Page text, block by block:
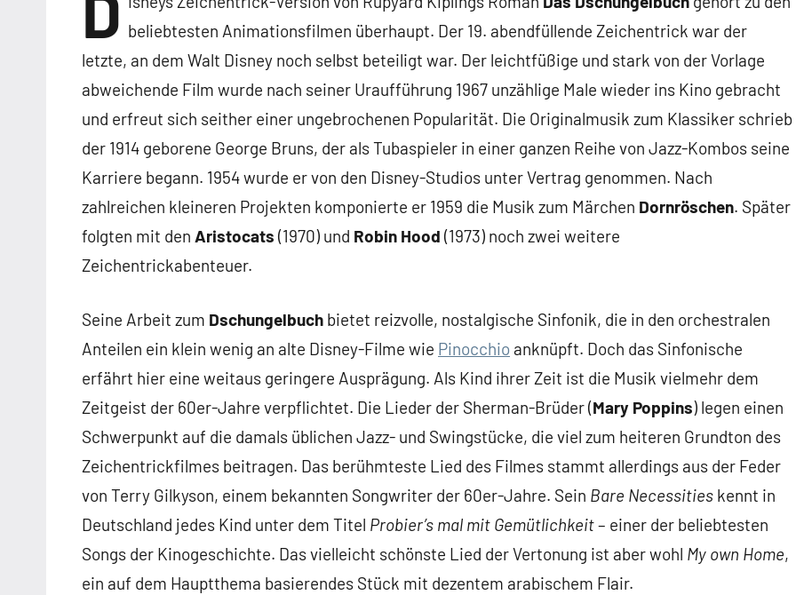
beliebtesten Animationsfilmen überhaupt. Der 19. abendfüllende Zeichentrick war der
letzte, an dem Walt Disney noch selbst beteiligt war. Der leichtfüßige und stark von der Vorlage
abweichende Film wurde nach seiner Uraufführung 1967 unzählige Male wieder ins Kino gebracht
und erfreut sich seither einer ungebrochenen Popularität. Die Originalmusik zum Klassiker schrieb
der 1914 geborene George Bruns, der als Tubaspieler in einer ganzen Reihe von Jazz-Kombos seine
Karriere begann. 1954 wurde er von den Disney-Studios unter Vertrag genommen. Nach
zahlreichen kleineren Projekten komponierte er 1959 die Musik zum Märchen Dornröschen. Später
folgten mit den Aristocats (1970) und Robin Hood (1973) noch zwei weitere
Zeichentrickabenteuer.
Seine Arbeit zum Dschungelbuch bietet reizvolle, nostalgische Sinfonik, die in den orchestralen
Anteilen ein klein wenig an alte Disney-Filme wie Pinocchio anknüpft. Doch das Sinfonische
erfährt hier eine weitaus geringere Ausprägung. Als Kind ihrer Zeit ist die Musik vielmehr dem
Zeitgeist der 60er-Jahre verpflichtet. Die Lieder der Sherman-Brüder (Mary Poppins) legen einen
Schwerpunkt auf die damals üblichen Jazz- und Swingstücke, die viel zum heiteren Grundton des
Zeichentrickfilmes beitragen. Das berühmteste Lied des Filmes stammt allerdings aus der Feder
von Terry Gilkyson, einem bekannten Songwriter der 60er-Jahre. Sein Bare Necessities kennt in
Deutschland jedes Kind unter dem Titel Probier’s mal mit Gemütlichkeit– einer der beliebtesten
Songs der Kinogeschichte. Das vielleicht schönste Lied der Vertonung ist aber wohl My own Home,
ein auf dem Hauptthema basierendes Stück mit dezentem arabischem Flair.